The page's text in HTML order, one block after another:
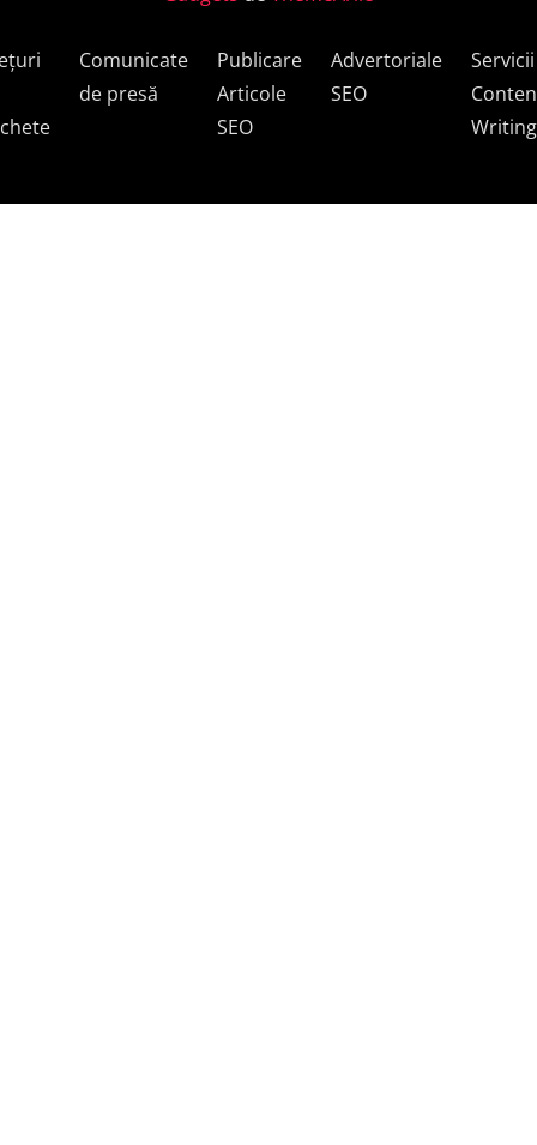
Comunicate
de presă
Publicare
Articole
SEO
Advertoriale
SEO
Servicii
Writing